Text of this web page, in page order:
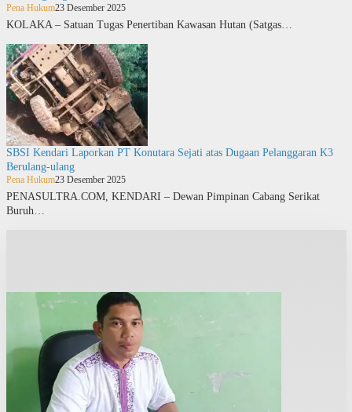
Pena Hukum23 Desember 2025
KOLAKA – Satuan Tugas Penertiban Kawasan Hutan (Satgas…
SBSI Kendari Laporkan PT Konutara Sejati atas Dugaan Pelanggaran K3
Berulang-ulang
Pena Hukum23 Desember 2025
PENASULTRA.COM, KENDARI – Dewan Pimpinan Cabang Serikat
Buruh…